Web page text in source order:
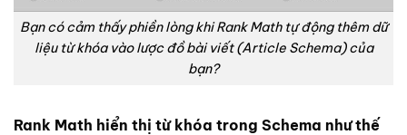
Bạn có cảm thấy phiền lòng khi Rank Math tự động thêm dữ
liệu từ khóa vào lược đồ bài viết (Article Schema) của
bạn?
Rank Math hiển thị từ khóa trong Schema như thế